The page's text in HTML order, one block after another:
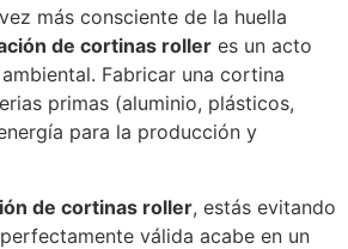
más consciente de la huella
de cortinas roller es un acto
Fabricar una cortina
primas (aluminio, plásticos,
para la producción y
de cortinas roller, estás evitando
válida acabe en un